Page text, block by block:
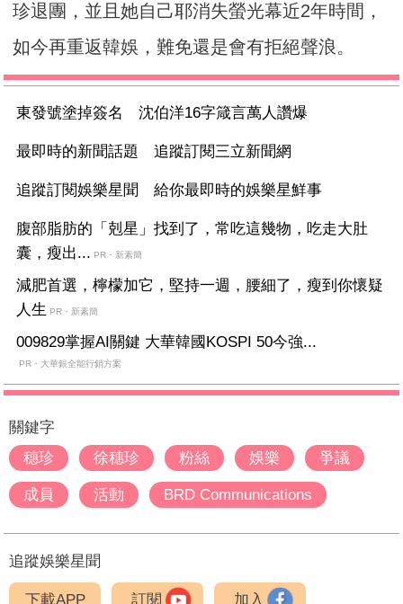
珍退團，並且她自己耶消失螢光幕近2年時間，
如今再重返韓娛，難免還是會有拒絕聲浪。
東發號塗掉簽名 沈伯洋16字箴言萬人讚爆
最即時的新聞話題 追蹤訂閱三立新聞網
追蹤訂閱娛樂星聞 給你最即時的娛樂星鮮事
腹部脂肪的「剋星」找到了，常吃這幾物，吃走大肚
囊，瘦出... PR・新素簡
減肥首選，檸檬加它，堅持一週，腰細了，瘦到你懷疑
人生 PR・新素簡
009829掌握AI關鍵 大華韓國KOSPI 50今強...
PR・大華銀全能行銷方案
關鍵字
穗珍
徐穗珍 粉絲 娛樂 爭議
成員 活動 BRD Communications
追蹤娛樂星聞
下載APP 訂閱 加入